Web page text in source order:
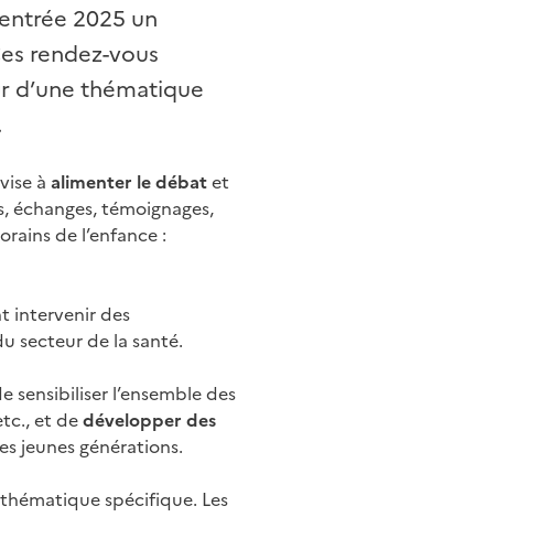
2025 un
rendez-vous
d’une thématique
à alimenter le débatet
échanges, témoignages,
de l’enfance :
intervenir des
secteur de la santé.
l’ensemble des
et dedévelopper des
jeunes générations.
spécifique. Les